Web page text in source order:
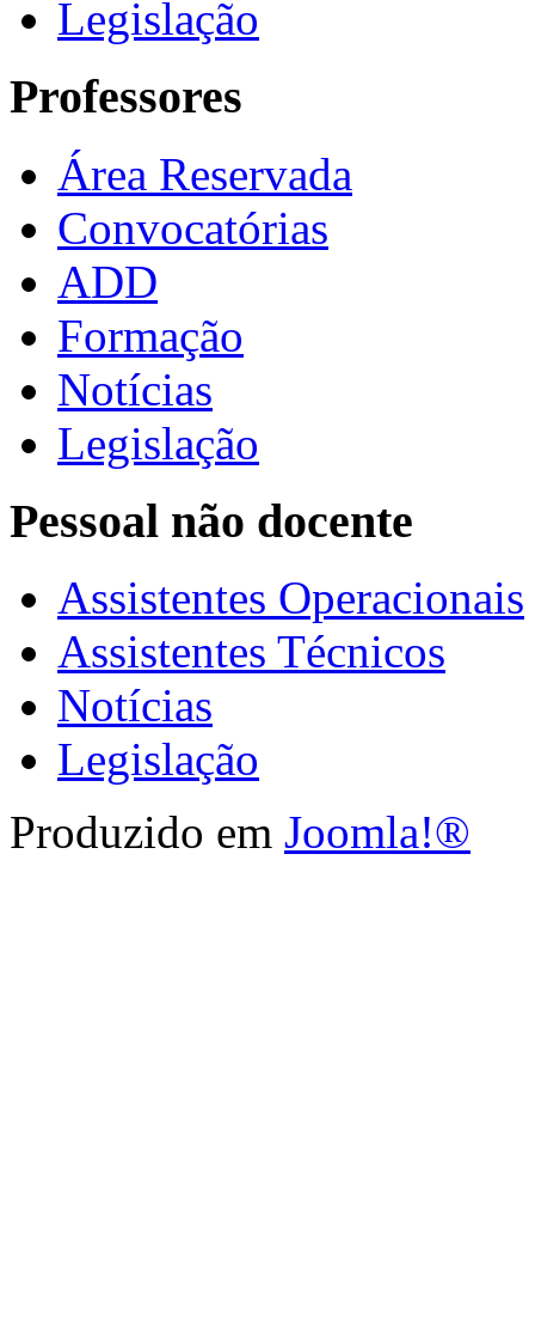
Legislação
Professores
Área Reservada
Convocatórias
ADD
Formação
Notícias
Legislação
Pessoal não docente
Assistentes Operacionais
Assistentes Técnicos
Notícias
Legislação
Produzido em Joomla!®